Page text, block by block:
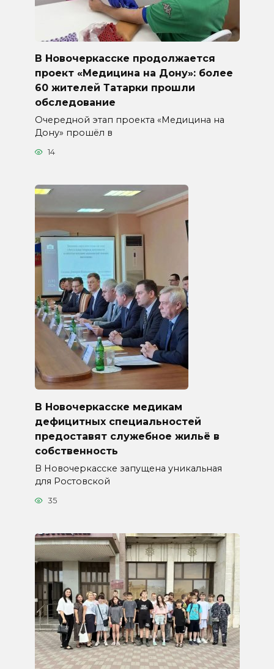
В Новочеркасске продолжается
проект «Медицина на Дону»: более
60 жителей Татарки прошли
обследование
Очередной этап проекта «Медицина на
Дону» прошёл в
14
В Новочеркасске медикам
дефицитных специальностей
предоставят служебное жильё в
собственность
В Новочеркасске запущена уникальная
для Ростовской
35